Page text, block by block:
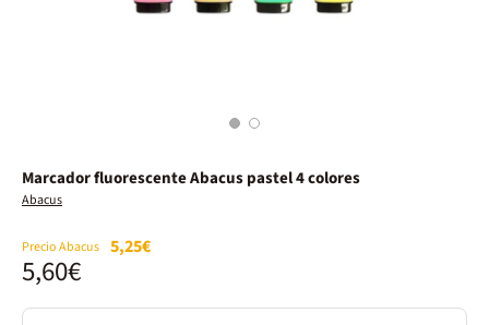
1 2
Marcador fluorescente Abacus pastel 4 colores
Abacus
Precio Abacus 5,25€
5,60€